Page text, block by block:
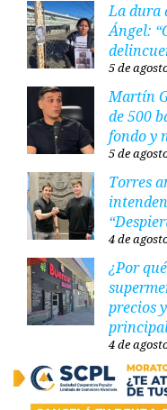
La dura
Ángel:
5 de
Martín
de 500
fondo y
5 de
Torres
4 de
¿Por
precios
4 de